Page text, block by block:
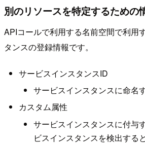
別のリソースを特定するための
APIコールで利用する名前空間で利用
タンスの登録情報です。
サービスインスタンスID
サービスインスタンスに命名
カスタム属性
サービスインスタンスに付与
ビスインスタンスを検出する